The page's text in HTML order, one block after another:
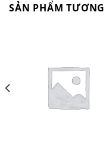
SẢN PHẨM